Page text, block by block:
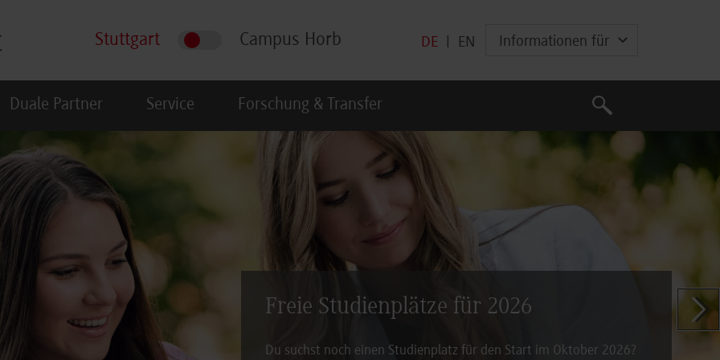
Stuttgart Campus Horb DE EN Informationen für
Duale Partner Service Forschung & Transfer
Suche
Suche
Freie Studienplätze für 2026
Du suchst noch einen Studienplatz für den Start im Oktober 2026?
Zeige